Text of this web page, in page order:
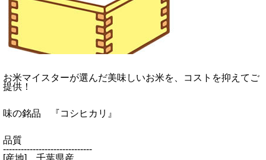
お米マイスターが選んだ美味しいお米を、コストを抑えてご
提供！
味の銘品 『コシヒカリ』
品質
------------------------------
[産地] 千葉県産